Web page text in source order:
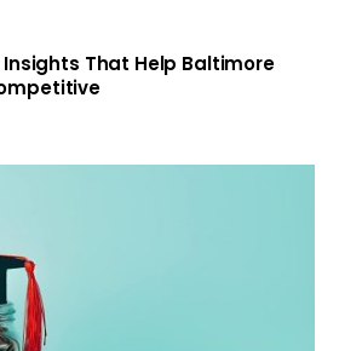
That Help Baltimore